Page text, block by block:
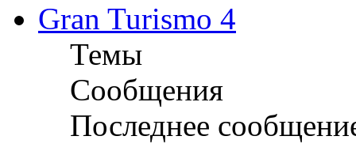
Gran Turismo 4
Темы
Сообщения
Последнее